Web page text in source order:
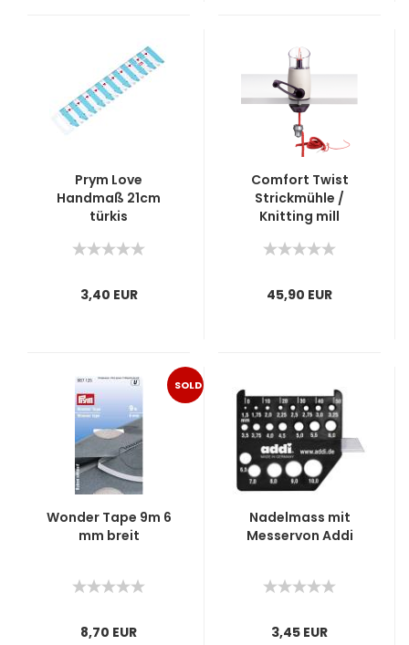
Prym Love
Handmaß 21cm
türkis
3,40 EUR
Comfort Twist
Strickmühle /
Knitting mill
45,90 EUR
SOLD
Wonder Tape 9m 6
mm breit
8,70 EUR
Nadelmass mit
Messervon Addi
3,45 EUR